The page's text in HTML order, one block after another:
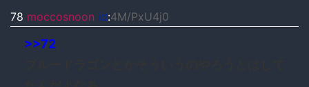
78 moccosnoon id:4M/PxU4j0
>>72